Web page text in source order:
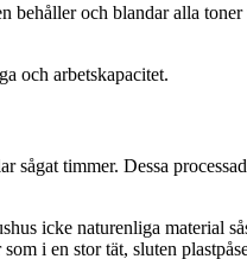
behåller och blandar alla
och arbetskapacitet.
sågat timmer. Dessa
icke naturenliga material
i en stor tät, sluten